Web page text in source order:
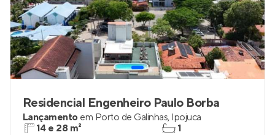
Residencial Engenheiro Paulo Borba
Lançamento em Porto de Galinhas, Ipojuca
14 e 28 m²
1